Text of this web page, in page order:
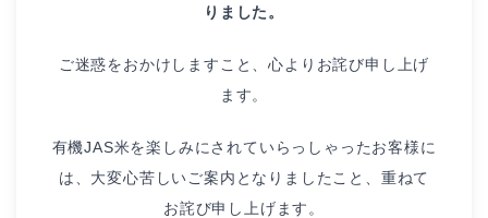
りました。
ご迷惑をおかけしますこと、心よりお詫び申し上げ
ます。
有機JAS米を楽しみにされていらっしゃったお客様に
は、大変心苦しいご案内となりましたこと、重ねて
お詫び申し上げます。